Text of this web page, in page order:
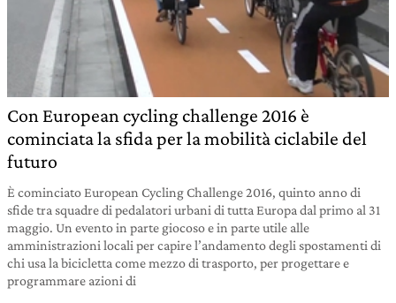
Con European cycling challenge 2016 è
cominciata la sfida per la mobilità ciclabile del
futuro
È cominciato European Cycling Challenge 2016, quinto anno di
sfide tra squadre di pedalatori urbani di tutta Europa dal primo al 31
maggio. Un evento in parte giocoso e in parte utile alle
amministrazioni locali per capire l’andamento degli spostamenti di
chi usa la bicicletta come mezzo di trasporto, per progettare e
programmare azioni di